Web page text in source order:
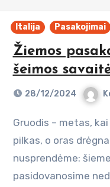
Italija Pasakojimai
Žiemos
šeimos
28/12/2024
Gruodis – metas, kai Lietuvoje dangus dažniausiai būna
pilkas, o oras
nusprendėme:
pasidovanosime